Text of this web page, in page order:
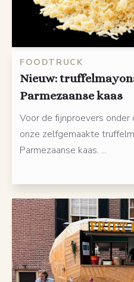
FOODTRUCK
Nieuw:
Parmezaanse kaas
Voor de fijnproevers onder
onze zelfgemaakte
Parmezaanse kaas. ...